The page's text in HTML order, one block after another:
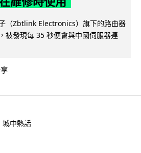
（Zbtlink Electronics）旗下的路由器
被發現每 35 秒便會與中國伺服器連
城中熱話